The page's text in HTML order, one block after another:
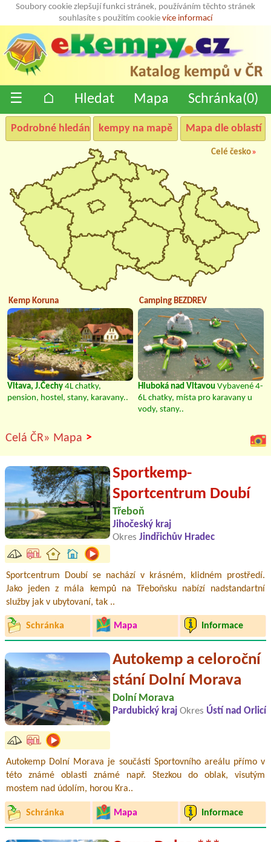
Soubory cookie zlepšují funkci stránek, používáním těchto stránek
souhlasíte s použitím cookie více informací
☰ ⌂ Hledat Mapa Schránka(0)
Podrobné hledání kempy na mapě Mapa dle oblastí
Celé česko»
Kemp Koruna
Vltava, J.Čechy 4L chatky,
pension, hostel, stany, karavany..
Camping BEZDREV
Hluboká nad Vltavou Vybavené 4-
6L chatky, místa pro karavany u
vody, stany..
Celá ČR» Mapa >
Sportkemp-
Sportcentrum Doubí
Třeboň
Jihočeský kraj
Okres Jindřichův Hradec
Sportcentrum Doubí se nachází v krásném, klidném prostředí.
Jako jeden z mála kempů na Třeboňsku nabízí nadstandartní
služby jak v ubytovaní, tak ..
Schránka Mapa Informace
Autokemp a celoroční
stání Dolní Morava
Dolní Morava
Pardubický kraj Okres Ústí nad Orlicí
Autokemp Dolní Morava je součástí Sportovního areálu přímo v
této známé oblasti známé např. Stezkou do oblak, visutým
mostem nad údolím, horou Kra..
Schránka Mapa Informace